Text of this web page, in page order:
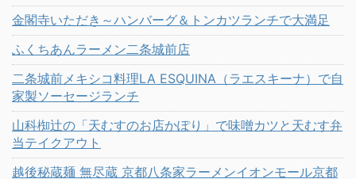
金閣寺いただき～ハンバーグ＆トンカツランチで大満足
ふくちあんラーメン二条城前店
二条城前メキシコ料理LA ESQUINA（ラエスキーナ）で自
家製ソーセージランチ
山科椥辻の「天むすのお店かぽり」で味噌カツと天むす弁
当テイクアウト
越後秘蔵麺 無尽蔵 京都八条家ラーメンイオンモール京都